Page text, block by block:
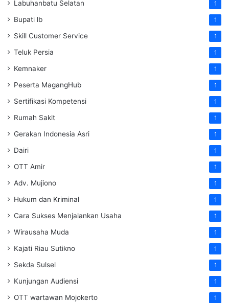
Labuhanbatu Selatan 1
Bupati lb 1
Skill Customer Service 1
Teluk Persia 1
Kemnaker 1
Peserta MagangHub 1
Sertifikasi Kompetensi 1
Rumah Sakit 1
Gerakan Indonesia Asri 1
Dairi 1
OTT Amir 1
Adv. Mujiono 1
Hukum dan Kriminal 1
Cara Sukses Menjalankan Usaha 1
Wirausaha Muda 1
Kajati Riau Sutikno 1
Sekda Sulsel 1
Kunjungan Audiensi 1
OTT wartawan Mojokerto 1